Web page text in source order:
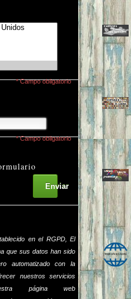
* Campo obligatorio
* Campo obligatorio
Enviar
en el RGPD, El
que sus datos han sido
automatizado con la
nuestros servicios
página web